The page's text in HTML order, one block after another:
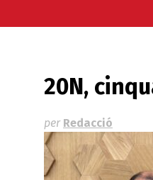
20N,
per Redacció